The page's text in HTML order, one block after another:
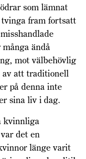
som lämnat
fram fortsatt
ändå
mot välbehövlig
att traditionell
på denna inte
sina liv i dag.
kvinnliga
det en
länge varit